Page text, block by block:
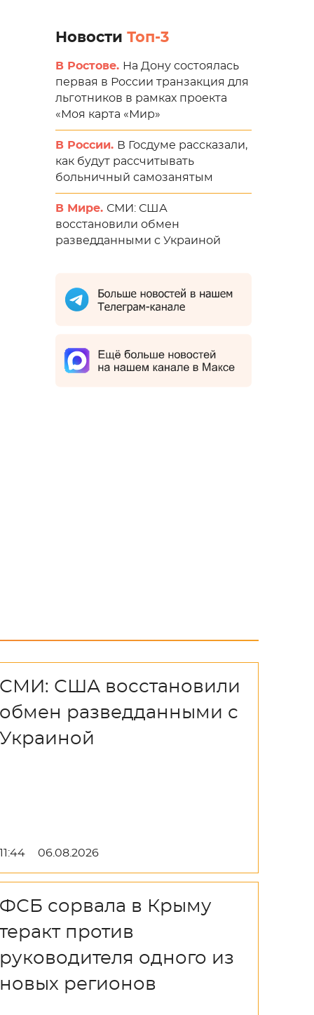
Новости Топ-3
В Ростове. На Дону состоялась
первая в России транзакция для
льготников в рамках проекта
«Моя карта «Мир»
В России. В Госдуме рассказали,
как будут рассчитывать
больничный самозанятым
В Мире. СМИ: США
восстановили обмен
разведданными с Украиной
США восстановили
разведданными с
06.08.2026
сорвала в Крыму
против
одного из
регионов